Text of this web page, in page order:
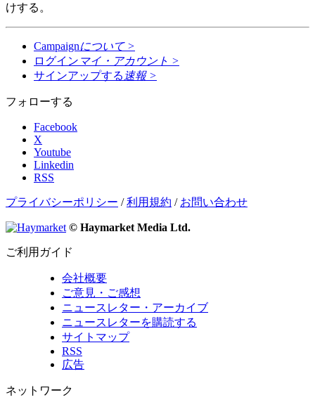
けする。
Campaignについて >
ログイン マイ・アカウント >
サインアップする 速報 >
フォローする
Facebook
X
Youtube
Linkedin
RSS
プライバシーポリシー /利用規約 / お問い合わせ
© Haymarket Media Ltd.
ご利用ガイド
会社概要
ご意見・ご感想
ニュースレター・アーカイブ
ニュースレターを購読する
サイトマップ
RSS
広告
ネットワーク